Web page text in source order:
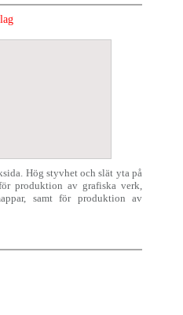
Hög styvhet och slät yta på
produktion av grafiska verk,
samt för produktion av